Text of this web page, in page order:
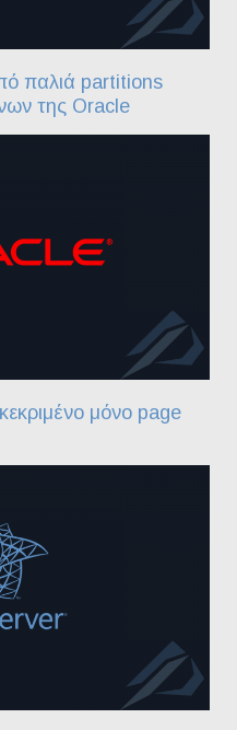
παλιά partitions
της Oracle
μόνο page